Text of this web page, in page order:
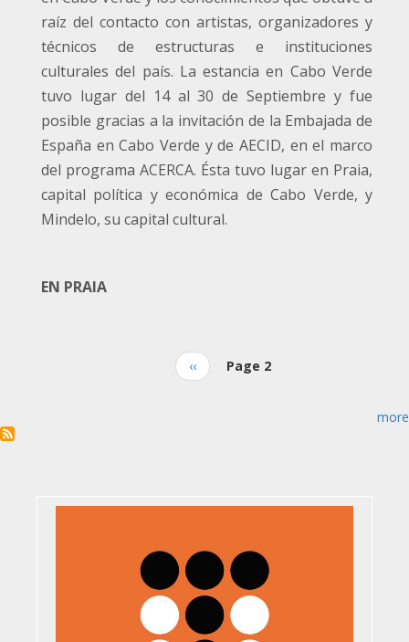
Consulting
Activities
in
Cape
Verde
raíz del contacto con artistas, organizadores y
técnicos de estructuras e instituciones
culturales del país. La estancia en Cabo Verde
tuvo lugar del 14 al 30 de Septiembre y fue
posible gracias a la invitación de la Embajada de
España en Cabo Verde y de AECID, en el marco
del programa ACERCA. Ésta tuvo lugar en Praia,
capital política y económica de Cabo Verde, y
Mindelo, su capital cultural.
EN PRAIA
Previous
page
‹‹ Page 2
more